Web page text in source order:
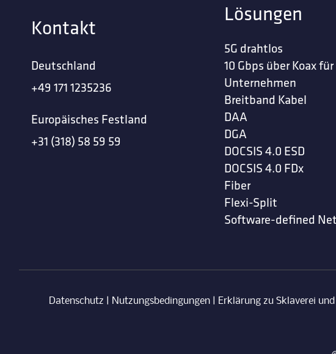
Kontakt
Deutschland
+49 171 1235236
Europäisches Festland
+31 (318) 58 59 59
Lösungen
5G drahtlos
10 Gbps über Koax für
Unternehmen
Breitband Kabel
DAA
DGA
DOCSIS 4.0 ESD
DOCSIS 4.0 FDx
Fiber
Flexi-Split
Software-defined
Datenschutz Nutzungsbedingungen Erklärung zu Sklaverei